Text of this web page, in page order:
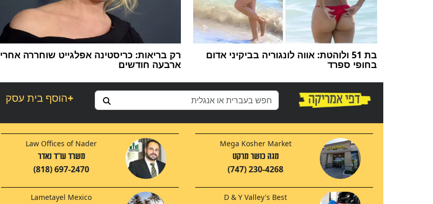
רק בריאות: כריסטינה אפלגייט שוחררה אחרי
ארבעה חודשים
בת 51 ולוהטת: אווה לונגוריה בביקיני אדום
בחופי ספרד
הוסף בית עסק+
Law Offices of Nader
משרד עו"ד נאדר
(818) 697-2470
Mega Kosher Market
מגה כושר מרקט
(747) 230-4268
Lametayel Mexico
D & Y Valley's Best